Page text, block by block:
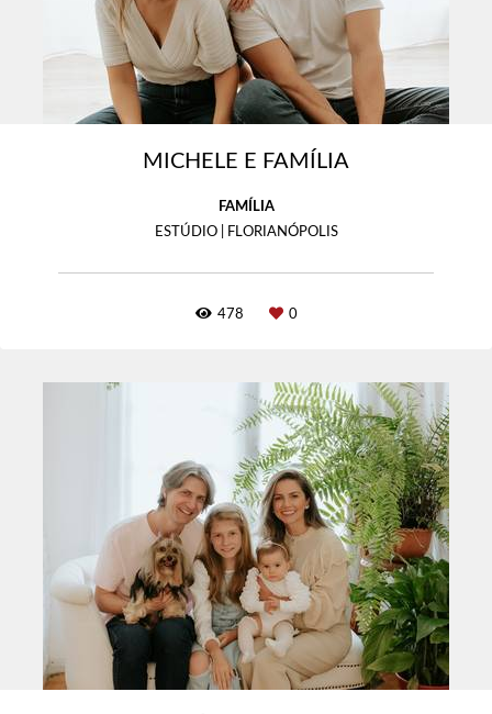
MICHELE E FAMÍLIA
FAMÍLIA
ESTÚDIO | FLORIANÓPOLIS
478 0